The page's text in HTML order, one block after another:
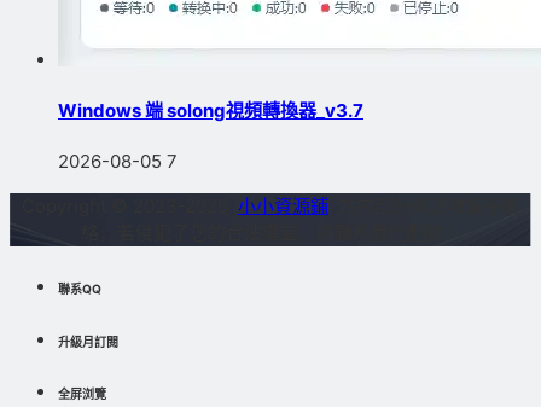
Windows 端 solong視頻轉換器_v3.7
2026-08-05 7
小小資源鋪
聯系QQ
升級月訂閱
全屏浏覽